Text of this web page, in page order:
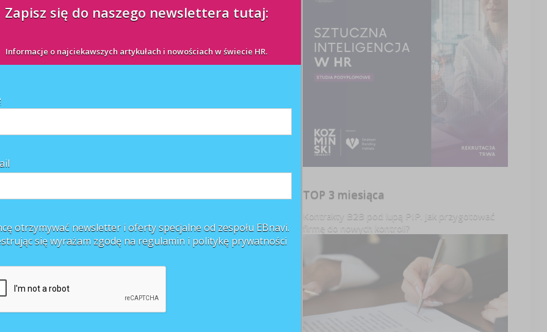
TOP 3 miesiąca
Kontrakty B2B pod lupą PIP. Jak przygotować
firmę do nowych kontroli?
Zapisz się do naszego newslettera tutaj:
Informacje o najciekawszych artykułach i nowościach w świecie HR.
otrzymywać newsletter i oferty specjalne od zespołu EBnavi.
się wyrażam zgodę na regulamin i politykę prywatności